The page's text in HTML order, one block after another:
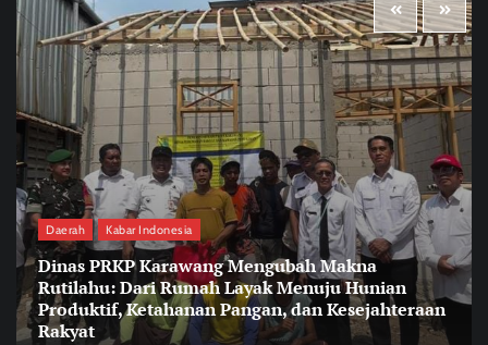
Daerah Kabar Indonesia
Dinas PRKP Karawang Mengubah Makna
Rutilahu: Dari Rumah Layak Menuju Hunian
Produktif, Ketahanan Pangan, dan Kesejahteraan
Rakyat